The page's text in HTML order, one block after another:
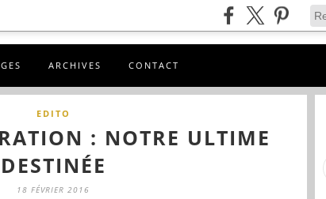
ARCHIVES CONTACT
EDITO
: NOTRE ULTIME
DESTINÉE
18 FÉVRIER 2016